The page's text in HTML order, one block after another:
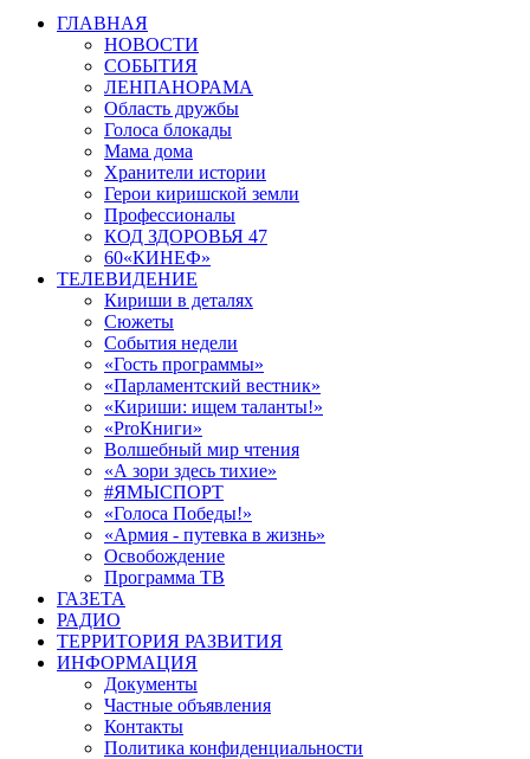
ГЛАВНАЯ
НОВОСТИ
СОБЫТИЯ
ЛЕНПАНОРАМА
Область дружбы
Голоса блокады
Мама дома
Хранители истории
Герои киришской земли
Профессионалы
КОД ЗДОРОВЬЯ 47
60«КИНЕФ»
ТЕЛЕВИДЕНИЕ
Кириши в деталях
Сюжеты
События недели
«Гость программы»
«Парламентский вестник»
«Кириши: ищем таланты!»
«ProКниги»
Волшебный мир чтения
«А зори здесь тихие»
#ЯМЫСПОРТ
«Голоса Победы!»
«Армия - путевка в жизнь»
Освобождение
Программа ТВ
ГАЗЕТА
РАДИО
ТЕРРИТОРИЯ РАЗВИТИЯ
ИНФОРМАЦИЯ
Документы
Частные объявления
Контакты
Политика конфиденциальности